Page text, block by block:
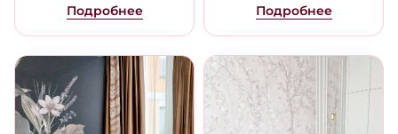
Подробнее Подробнее